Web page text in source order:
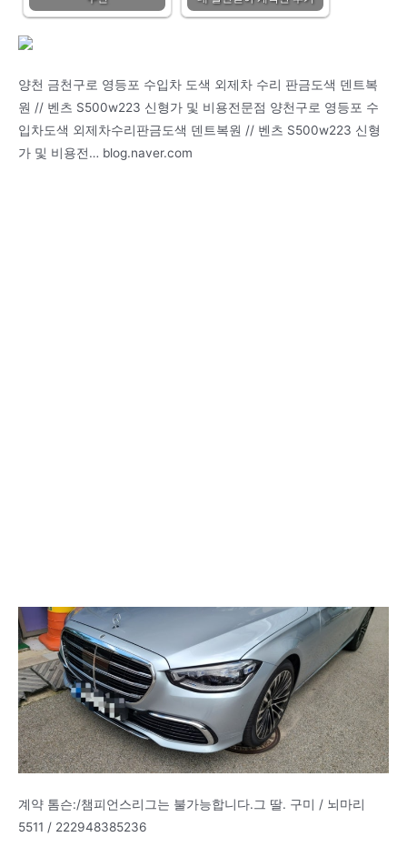
양천 금천구로 영등포 수입차 도색 외제차 수리 판금도색 덴트복
원 // 벤츠 S500w223 신형가 및 비용전문점 양천구로 영등포 수
입차도색 외제차수리판금도색 덴트복원 // 벤츠 S500w223 신형
가 및 비용전… blog.naver.com
계약 톰슨:/챔피언스리그는 불가능합니다.그 딸. 구미 / 뇌마리
5511 / 222948385236